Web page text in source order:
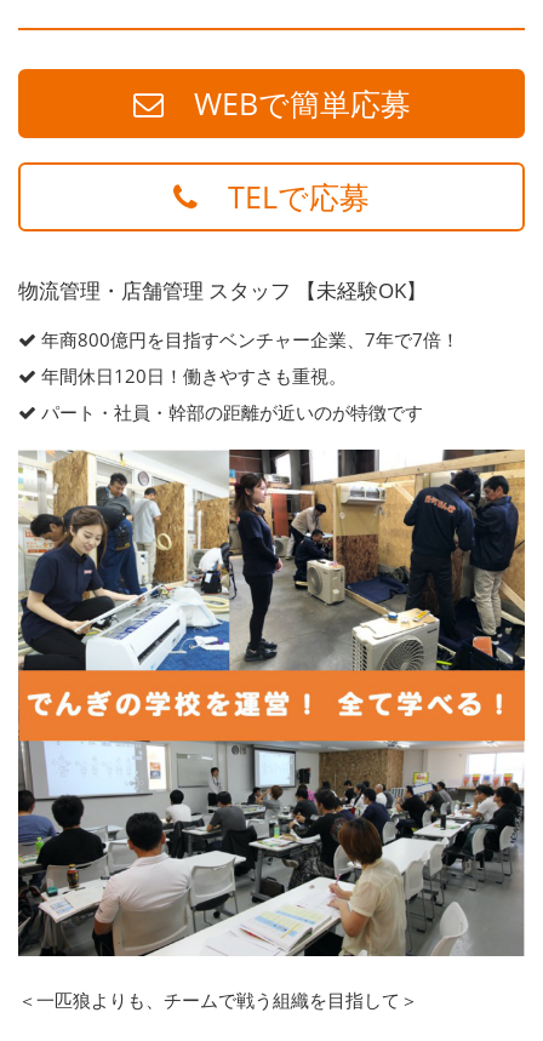
WEBで簡単応募
TELで応募
物流管理・店舗管理 スタッフ 【未経験OK】
年商800億円を目指すベンチャー企業、7年で7倍！
年間休日120日！働きやすさも重視。
パート・社員・幹部の距離が近いのが特徴です
＜一匹狼よりも、チームで戦う組織を目指して＞